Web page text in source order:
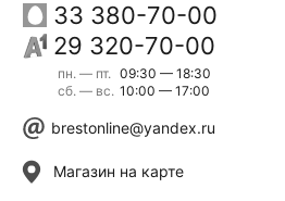
33 380-70-00
29 320-70-00
пн. — пт.
сб. — вс.
09:30 — 18:30
10:00 — 17:00
brestonline@yandex.ru
Магазин на карте